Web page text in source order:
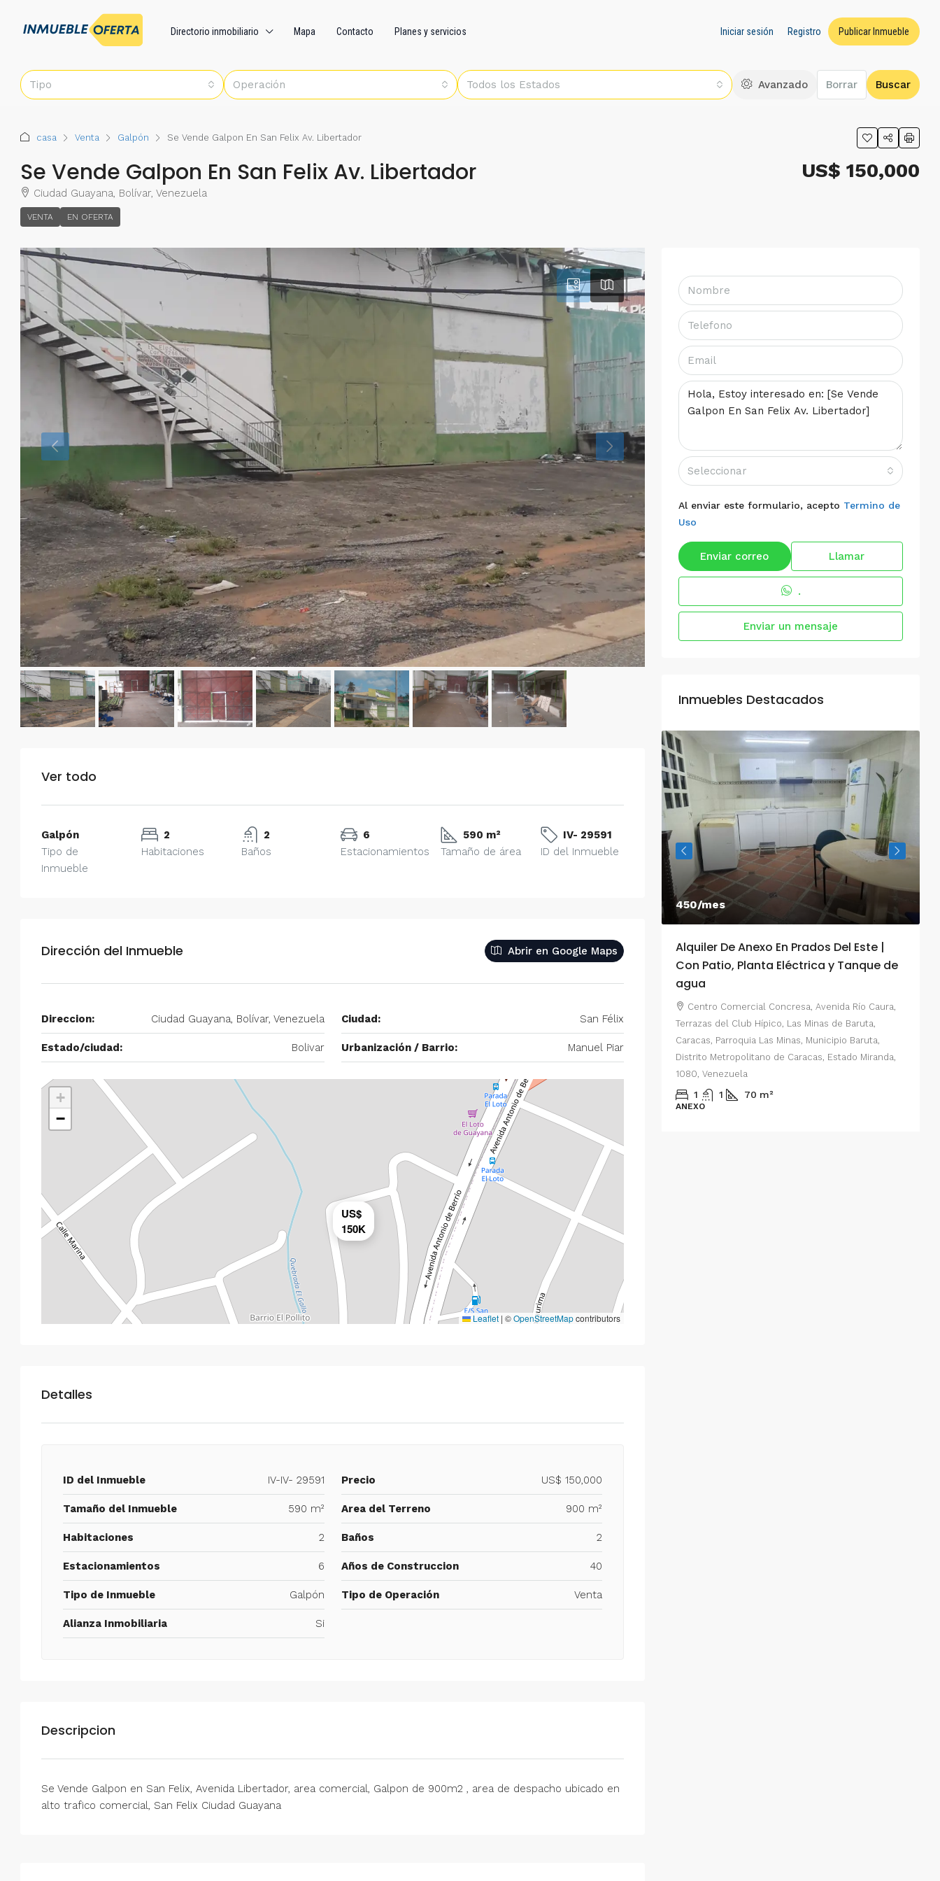
Directorio inmobiliario Mapa Contacto Planes y servicios Iniciar sesión Registro Publicar Inmueble
Tipo Operación Todos los Estados Avanzado Borrar Buscar
casa Venta Galpón Se Vende Galpon En San Felix Av. Libertador
Se Vende Galpon En San Felix Av. Libertador
Ciudad Guayana, Bolívar, Venezuela
VENTA EN OFERTA
US$ 150,000
Ver todo
Galpón
Tipo de
Inmueble
2
Habitaciones
2
Baños
6
Estacionamientos
590 m²
Tamaño de área
IV- 29591
ID del Inmueble
Dirección del Inmueble Abrir en Google Maps
Direccion: Ciudad Guayana, Bolívar, Venezuela Ciudad: San Félix
Estado/ciudad: Bolivar Urbanización / Barrio: Manuel Piar
US$
150K
+
−
Leaflet | ©OpenStreetMapcontributors
Detalles
ID del Inmueble IV-IV- 29591 Precio US$ 150,000
Tamaño del Inmueble 590 m² Area del Terreno 900 m²
Habitaciones 2 Baños 2
Estacionamientos 6 Años de Construccion 40
Tipo de Inmueble Galpón Tipo de Operación Venta
Alianza Inmobiliaria Si
Descripcion
Se Vende Galpon en San Felix, Avenida Libertador, area comercial, Galpon de 900m2 , area de despacho ubicado en
alto trafico comercial, San Felix Ciudad Guayana
Seleccionar
Al enviar este formulario, acepto Termino de
Uso
Enviar correo Llamar
.
Enviar un mensaje
Inmuebles Destacados
Alquiler en Prados del Este – 2
y Equipado
Prados del Este, Prados del Este, Sector: Prado del
100
Caracas | Con Planta y tanque
subterráneo
Centro Comercial Concresa, Avenida Principal de
Este, Caracas, Parroquia Nuestra Señora del Rosario,
Municipio Baruta, Distrito Metropolitano de Caracas,
Estado Miranda, 1080, Venezuela
20 m²
450/mes
Alquiler De Anexo En Prados Del Este |
Con Patio, Planta Eléctrica y Tanque de
agua
Centro Comercial Concresa, Avenida Río Caura,
Terrazas del Club Hípico, Las Minas de Baruta,
Caracas, Parroquia Las Minas, Municipio Baruta,
Distrito Metropolitano de Caracas, Estado Miranda,
1080, Venezuela
1 1 70 m²
ANEXO